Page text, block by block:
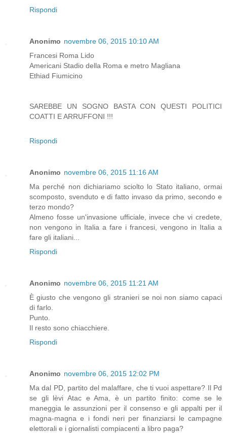
Rispondi
Anonimo novembre 06, 2015 10:10 AM
Francesi Roma Lido
Americani Stadio della Roma e metro Magliana
Ethiad Fiumicino
SAREBBE UN SOGNO BASTA CON QUESTI POLITICI
COATTI E ARRUFFONI !!!
Rispondi
Anonimo novembre 06, 2015 11:16 AM
Ma perché non dichiariamo sciolto lo Stato italiano, ormai
scomposto, svenduto e di fatto invaso da primo, secondo e
terzo mondo?
Almeno fosse un'invasione ufficiale, invece che vi credete,
non vengono in Italia a fare i francesi, vengono in Italia a
fare gli italiani...
Rispondi
Anonimo novembre 06, 2015 11:21 AM
È giusto che vengono gli stranieri se noi non siamo capaci
di farlo.
Punto.
Il resto sono chiacchiere.
Rispondi
Anonimo novembre 06, 2015 12:02 PM
Ma dal PD, partito del malaffare, che ti vuoi aspettare? Il Pd
se gli lèvi Atac e Ama, è un partito finito: come se le
maneggia le assunzioni per il consenso e gli appalti per il
magna-magna e i fondi neri per finanziarsi le campagne
elettorali e i giornalisti compiacenti a libro paga?